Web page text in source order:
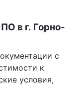
в г. Горно-
с
к
условия,